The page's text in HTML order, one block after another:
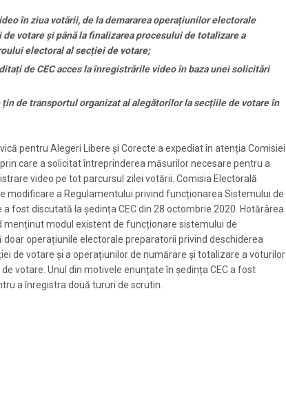
în ziua votării, de la demararea operațiunilor electorale
votare și până la finalizarea procesului de totalizare a
electoral al secției de votare;
de CEC acces la înregistrările video în baza unei solicitări
de transportul organizat al alegătorilor la secțiile de votare în
pentru Alegeri Libere și Corecte a expediat în atenția Comisiei
prin care a solicitat întreprinderea măsurilor necesare pentru a
video pe tot parcursul zilei votării. Comisia Electorală
modificare a Regulamentului privind funcționarea Sistemului de
fost discutată la ședința CEC din 28 octombrie 2020. Hotărârea
menținut modul existent de funcționare sistemului de
operațiunile electorale preparatorii privind deschiderea
de votare și a operațiunilor de numărare și totalizare a voturilor
votare. Unul din motivele enunțate în ședința CEC a fost
a înregistra două tururi de scrutin.